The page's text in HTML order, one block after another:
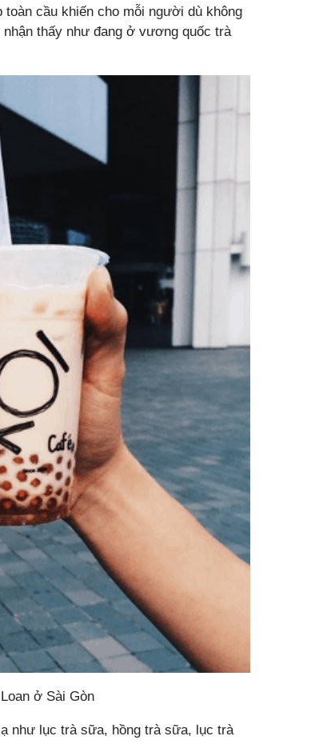
cầu khiến cho mỗi người dù không
thấy như đang ở vương quốc trà
ở Sài Gòn
như lục trà sữa, hồng trà sữa, lục trà